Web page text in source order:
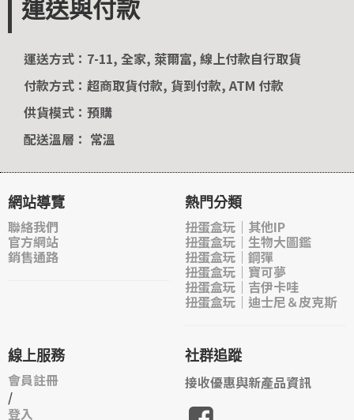
運送與付款
運送方式：7-11, 全家, 萊爾富, 線上付款自行取貨
付款方式：超商取貨付款, 貨到付款, ATM 付款
供貨模式：預購
配送溫層： 常溫
網站導覽
聯絡我們
官方網站
銷售通路
熱門分類
扭蛋盒玩｜其他IP
扭蛋盒玩｜生物大圖鑑
扭蛋盒玩｜鋼彈
扭蛋盒玩｜寶可夢
扭蛋盒玩｜吉伊卡哇
扭蛋盒玩｜迪士尼＆皮克斯
線上服務
會員註冊
/
登入
社群追蹤
接收優惠與新產品資訊